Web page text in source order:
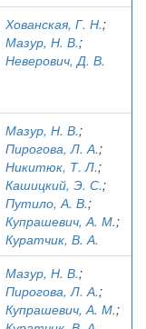
Хованская, Г. Н.;
Мазур, Н. В.;
Неверович, Д. В.
Мазур, Н. В.;
Пирогова, Л. А.;
Никитюк, Т. Л.;
Кашицкий, Э. С.;
Путило, А. В.;
Купрашевич, А. М.;
Куратчик, В. А.
Мазур, Н. В.;
Пирогова, Л. А.;
Купрашевич, А. М.;